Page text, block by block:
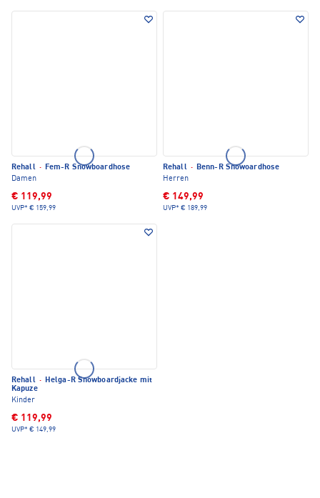
Rehall · Fem-R Snowboardhose
Damen
€ 119,99
UVP* € 159,99
Rehall · Benn-R Snowoardhose
Herren
€ 149,99
UVP* € 189,99
Rehall · Helga-R Snowboardjacke mit
Kapuze
Kinder
€ 119,99
UVP* € 149,99